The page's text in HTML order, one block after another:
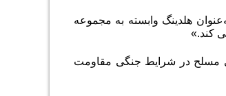
هلدینگ وابسته به مجموعه
کند.
»
مسلح در شرایط جنگی مقاومت